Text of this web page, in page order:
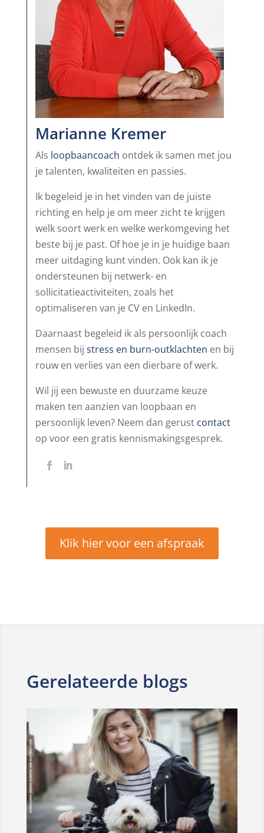
Marianne Kremer
Als loopbaancoach ontdek ik samen met jou
je talenten, kwaliteiten en passies.
Ik begeleid je in het vinden van de juiste
richting en help je om meer zicht te krijgen
welk soort werk en welke werkomgeving het
beste bij je past. Of hoe je in je huidige baan
meer uitdaging kunt vinden. Ook kan ik je
ondersteunen bij netwerk- en
sollicitatieactiviteiten, zoals het
optimaliseren van je CV en LinkedIn.
Daarnaast begeleid ik als persoonlijk coach
mensen bij stress en burn-outklachten en bij
rouw en verlies van een dierbare of werk.
Wil jij een bewuste en duurzame keuze
maken ten aanzien van loopbaan en
persoonlijk leven? Neem dan gerust contact
op voor een gratis kennismakingsgesprek.
Klik hier voor een afspraak
Gerelateerde blogs